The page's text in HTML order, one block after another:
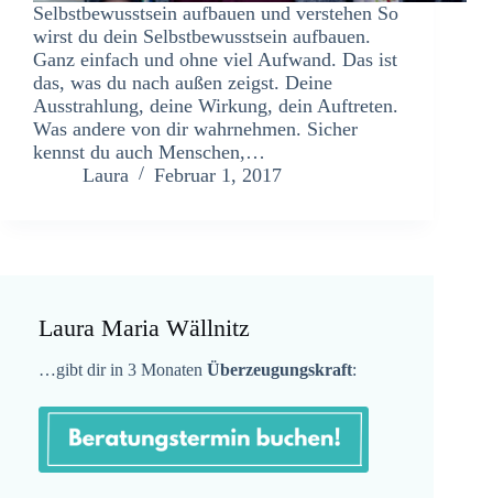
Selbstbewusstsein aufbauen und verstehen So
wirst du dein Selbstbewusstsein aufbauen.
Ganz einfach und ohne viel Aufwand. Das ist
das, was du nach außen zeigst. Deine
Ausstrahlung, deine Wirkung, dein Auftreten.
Was andere von dir wahrnehmen. Sicher
kennst du auch Menschen,…
Laura
Februar 1, 2017
Laura Maria Wällnitz
…gibt dir in 3 Monaten Überzeugungskraft: